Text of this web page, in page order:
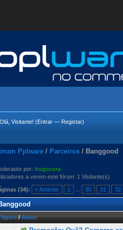
Olá, Visitante! (Entrar — Registar)
Pplware / Parceiros / Banggood
por: hugocura
a verem este fórum: 1 Visitante(s)
(34): « Anterior 1 30 31 32
/Autor